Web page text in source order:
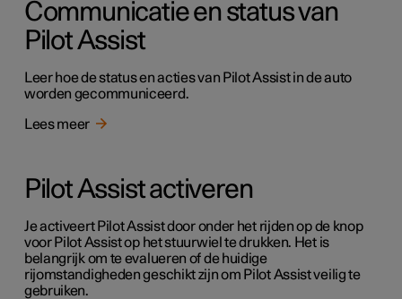
Communicatie en status van
Pilot Assist
Leer hoe de status en acties van Pilot Assist in de auto
worden gecommuniceerd.
Lees meer
Pilot Assist activeren
Je activeert Pilot Assist door onder het rijden op de knop
voor Pilot Assist op het stuurwiel te drukken. Het is
belangrijk om te evalueren of de huidige
rijomstandigheden geschikt zijn om Pilot Assist veilig te
gebruiken.